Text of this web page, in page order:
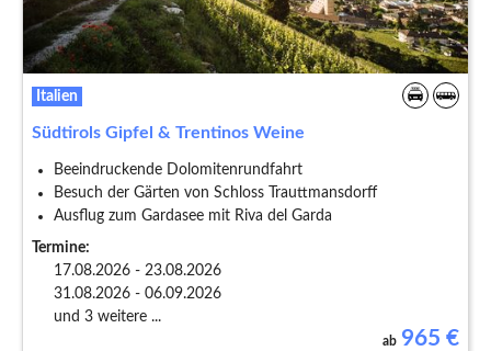
Italien
Südtirols Gipfel & Trentinos Weine
Beeindruckende Dolomitenrundfahrt
Besuch der Gärten von Schloss Trauttmansdorff
Ausflug zum Gardasee mit Riva del Garda
Termine:
17.08.2026 - 23.08.2026
31.08.2026 - 06.09.2026
und 3 weitere ...
ab 965 €